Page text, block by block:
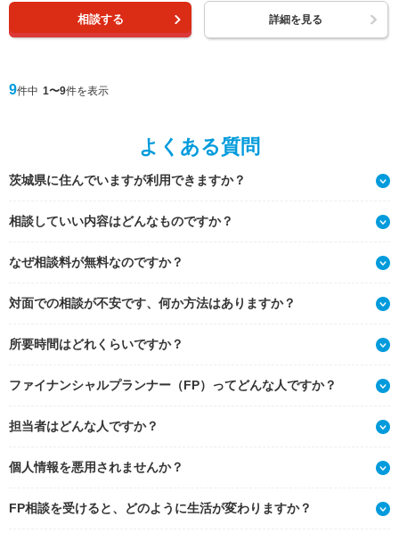
相談する 詳細を見る
9件中 1〜9件を表示
よくある質問
茨城県に住んでいますが利用できますか？
相談していい内容はどんなものですか？
なぜ相談料が無料なのですか？
対面での相談が不安です、何か方法はありますか？
所要時間はどれくらいですか？
ファイナンシャルプランナー（FP）ってどんな人ですか？
担当者はどんな人ですか？
個人情報を悪用されませんか？
FP相談を受けると、どのように生活が変わりますか？